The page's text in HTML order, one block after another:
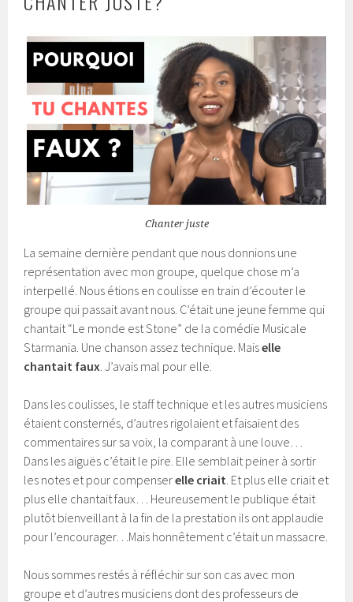
Chanter juste
La semaine dernière pendant que nous donnions une
représentation avec mon groupe, quelque chose m’a
interpellé. Nous étions en coulisse en train d’écouter le
groupe qui passait avant nous. C’était une jeune femme qui
chantait “Le monde est Stone” de la comédie Musicale
Starmania. Une chanson assez technique. Maiselle
chantait faux . J’avais mal pour elle.
Dans les coulisses, le staff technique et les autres musiciens
étaient consternés, d’autres rigolaient et faisaient des
commentaires sur sa voix, la comparant à une louve…
Dans les aiguës c’était le pire. Elle semblait peiner à sortir
les notes et pour compenserelle criait . Et plus elle criait et
plus elle chantait faux… Heureusement le publique était
plutôt bienveillant à la fin de la prestation ils ont applaudie
pour l’encourager…Mais honnêtement c’était un massacre.
Nous sommes restés à réfléchir sur son cas avec mon
groupe et d’autres musiciens dont des professeurs de